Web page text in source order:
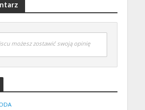
możesz zostawić swoją opinię